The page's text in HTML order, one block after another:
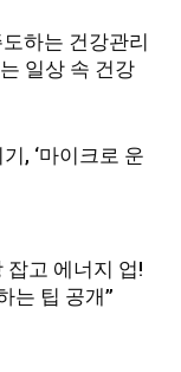
하는 건강관리
일상 속 건강
, ‘마이크로 운
잡고 에너지 업!
는 팁 공개”